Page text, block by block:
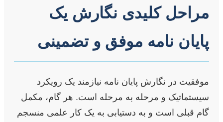
مراحل کلیدی نگارش یک
پایان نامه موفق و تضمینی
موفقیت در نگارش پایان نامه نیازمند یک رویکرد
سیستماتیک و مرحله به مرحله است. هر گام، مکمل
گام قبلی است و به دستیابی به یک کار علمی منسجم